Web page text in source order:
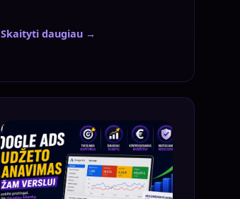
Skaityti daugiau →